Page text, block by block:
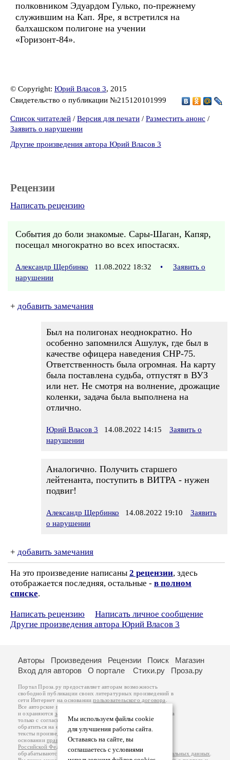
полковником Эдуардом Гулько, по-прежнему
служившим на Кап. Яре, я встретился на
балхашском полигоне на учении
«Горизонт-84».
© Copyright: Юрий Власов 3, 2015
Свидетельство о публикации №215120101999
Список читателей / Версия для печати / Разместить анонс /
Заявить о нарушении
Другие произведения автора Юрий Власов 3
Рецензии
Написать рецензию
События до боли знакомые. Сары-Шаган, Капяр,
посещал многократно во всех ипостасях.
Александр Щербинко 11.08.2022 18:32 •
Заявить о
нарушении
+ добавить замечания
Был на полигонах неоднократно. Но
особенно запомнился Ашулук, где был в
качестве офицера наведения СНР-75.
Ответственность была огромная. На карту
была поставлена судьба, отпустят в ВУЗ
или нет. Не смотря на волнение, дрожащие
коленки, задача была выполнена на
отлично.
Юрий Власов 3 14.08.2022 14:15
Заявить о
нарушении
Аналогично. Получить старшего
лейтенанта, поступить в ВИТРА - нужен
подвиг!
Александр Щербинко 14.08.2022 19:10
Заявить
о нарушении
+ добавить замечания
На это произведение написаны 2 рецензии, здесь
отображается последняя, остальные - в полном
списке.
Написать рецензию
Написать личное сообщение
Другие произведения автора Юрий Власов 3
Мы используем файлы cookie
для улучшения работы сайта.
Оставаясь на сайте, вы
соглашаетесь с условиями
Авторы Произведения Рецензии Поиск
Магазин
Вход для авторов
О портале Стихи.ру Проза.ру
Портал Проза.ру предоставляет авторам возможность
свободной публикации своих литературных произведений в
сети Интернет на основаниипользовательского договора
Все авторские права на произведения принадлежат авторам
и охраняются законом
. Перепечатка произведений возможна
только с согласия его автора, к которому вы можете
обратиться на его авторской странице. Ответственность за
тексты произведений авторы несут самостоятельно на
основанииправил публикацииизаконодательства
Российской Федерации
обрабатываются на основанииПолитики обработки персональных данных